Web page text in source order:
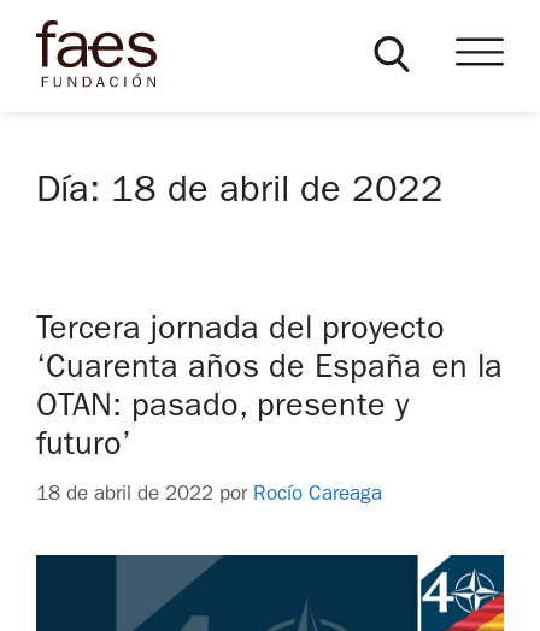
Día: 18 de abril de 2022
Tercera jornada del proyecto
‘Cuarenta años de España en la
OTAN: pasado, presente y
futuro’
18 de abril de 2022 por Rocío Careaga